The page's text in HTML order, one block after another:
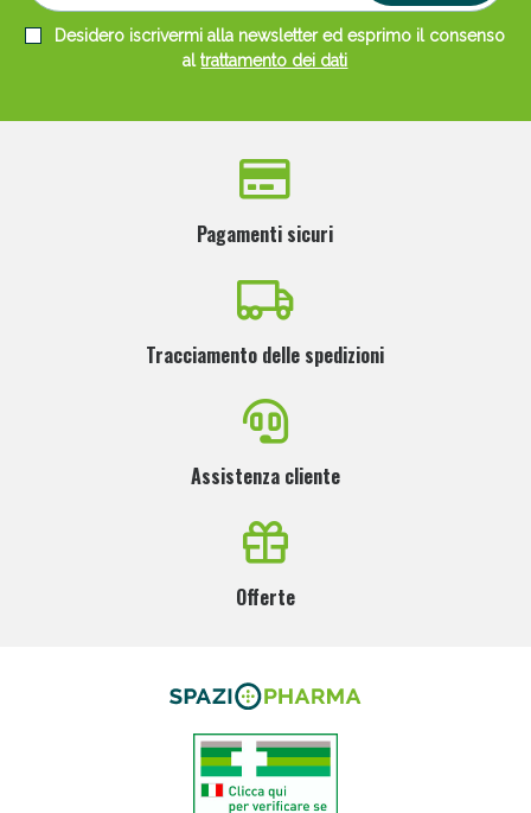
Desidero iscrivermi alla newsletter ed esprimo il consenso
altrattamento dei dati
Pagamenti sicuri
Tracciamento delle spedizioni
Assistenza cliente
Offerte